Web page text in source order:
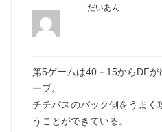
だいあん
第5ゲームは40－15からDF
ープ。
チチパスのバック側をうまく
うことができている。